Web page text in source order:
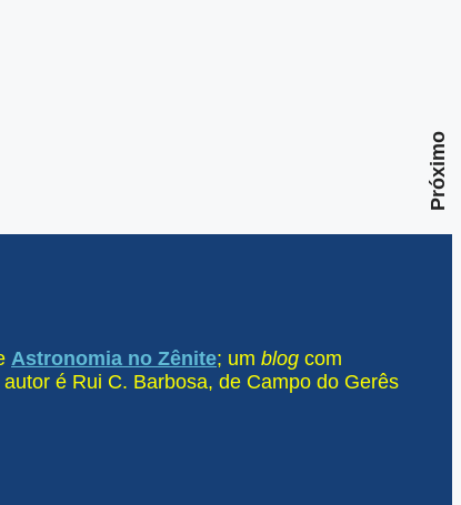
Próximo
Astronomia no Zênite; um blog com
é Rui C. Barbosa, de Campo do Gerês